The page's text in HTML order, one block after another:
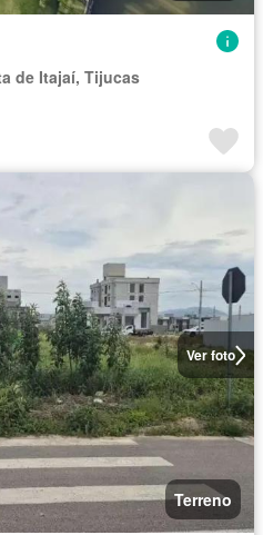
de Itajaí, Tijucas
Ver foto
Terreno